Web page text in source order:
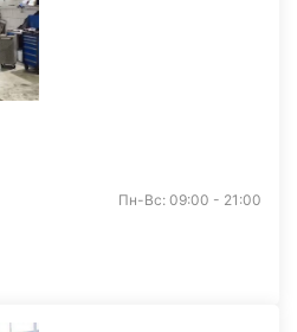
Пн-Вс: 09:00 - 21:00